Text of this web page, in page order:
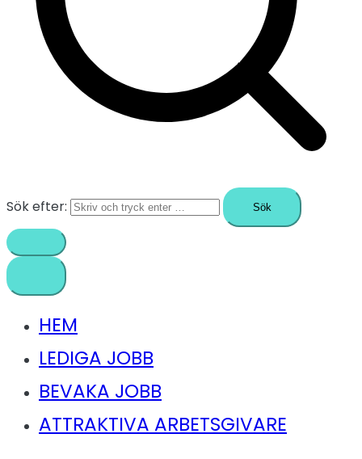
Sök efter:
HEM
LEDIGA JOBB
BEVAKA JOBB
ATTRAKTIVA ARBETSGIVARE